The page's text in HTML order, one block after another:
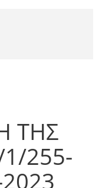
ΤΗΣ
1/255-